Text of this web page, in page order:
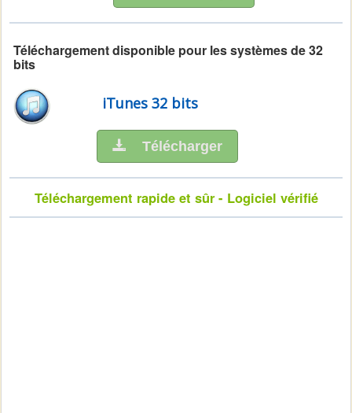
Téléchargement disponible pour les systèmes de 32
bits
iTunes 32 bits
Télécharger
Téléchargement rapide et sûr - Logiciel vérifié